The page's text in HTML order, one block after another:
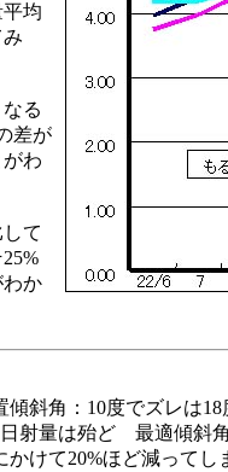
均
る
差が
わ
て
か
斜角：10度でズレは18
射量は殆ど 最適傾斜
けて20%ほど減ってし